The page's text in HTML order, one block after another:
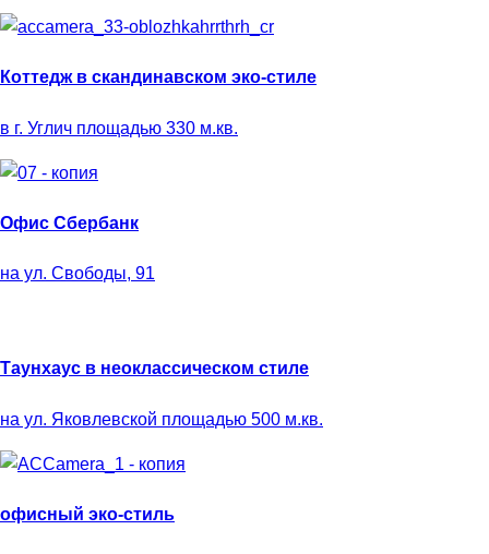
Коттедж в скандинавском эко-стиле
в г. Углич площадью 330 м.кв.
Офис Сбербанк
на ул. Свободы, 91
Таунхаус в неоклассическом стиле
на ул. Яковлевской площадью 500 м.кв.
офисный эко-стиль